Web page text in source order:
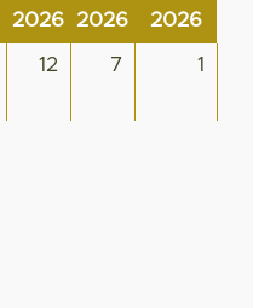
2026 2026
2026
12 7 1